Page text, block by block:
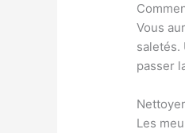
Vous
saletés.
passer
Les